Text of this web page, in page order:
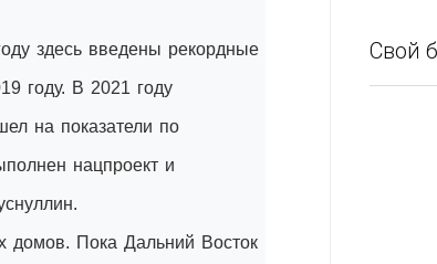
здесь введены рекордные
году. В 2021 году
на показатели по
нацпроект и
домов. Пока Дальний Восток
-- Лучшее,
никогда не
Свой